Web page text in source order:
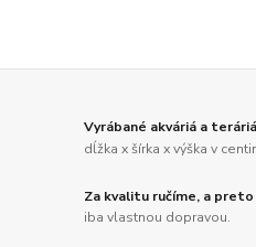
Vyrábané akváriá a
dĺžka x šírka x výška v
Za kvalitu ručíme, a
iba vlastnou dopravou.